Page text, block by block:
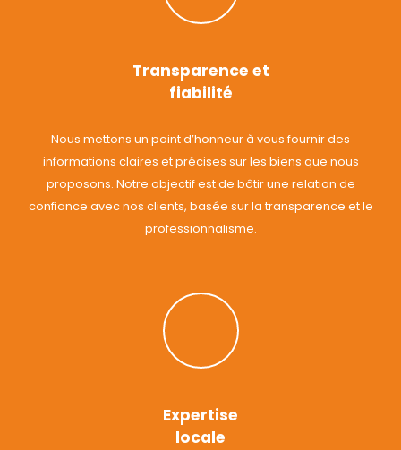
Transparence et
fiabilité
Nous mettons un point d’honneur à vous fournir des
informations claires et précises sur les biens que nous
proposons. Notre objectif est de bâtir une relation de
confiance avec nos clients, basée sur la transparence et le
professionnalisme.
Expertise
locale